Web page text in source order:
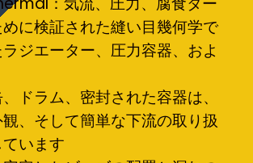
に検証された縫い目幾何学で
ジエーター、圧力容器、およ
ドラム、密封された容器は、
、そして簡単な下流の取り扱
います